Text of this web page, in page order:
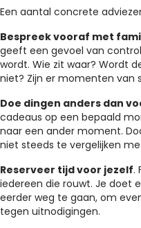
Een aantal concrete
Bespreek vooraf met
geeft een gevoel van
wordt. Wie zit waar? Wordt
niet? Zijn er momenten van
Doe dingen anders dan
cadeaus op een bepaald
naar een ander moment.
niet steeds te vergelijken
Reserveer tijd voor jezelf.
iedereen die rouwt. Je doet
eerder weg te gaan, om
tegen uitnodigingen.